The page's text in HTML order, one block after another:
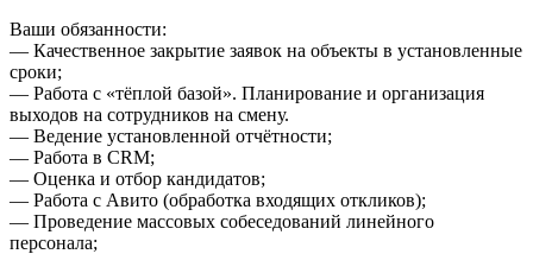
Ваши обязанности:
— Качественное закрытие заявок на объекты в установленные
сроки;
— Работа с «тёплой базой». Планирование и организация
выходов на сотрудников на смену.
— Ведение установленной отчётности;
— Работа в CRM;
— Оценка и отбор кандидатов;
— Работа с Авито (обработка входящих откликов);
— Проведение массовых собеседований линейного
персонала;